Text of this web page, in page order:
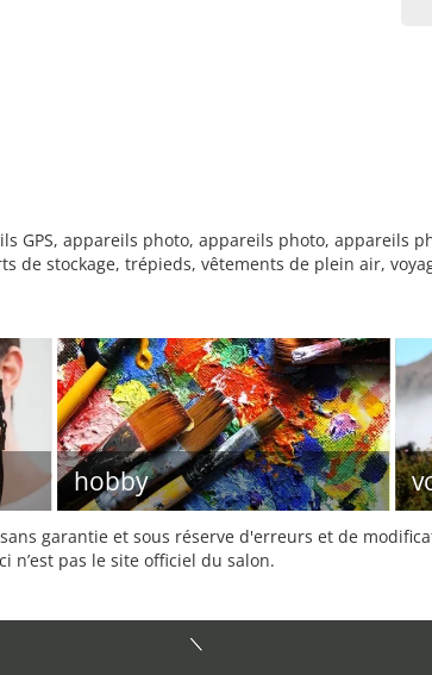
GPS, appareils photo, appareils photo, appareils
de stockage, trépieds, vêtements de plein air,
hobby
garantie et sous réserve d'erreurs et de
n’est pas le site officiel du salon.